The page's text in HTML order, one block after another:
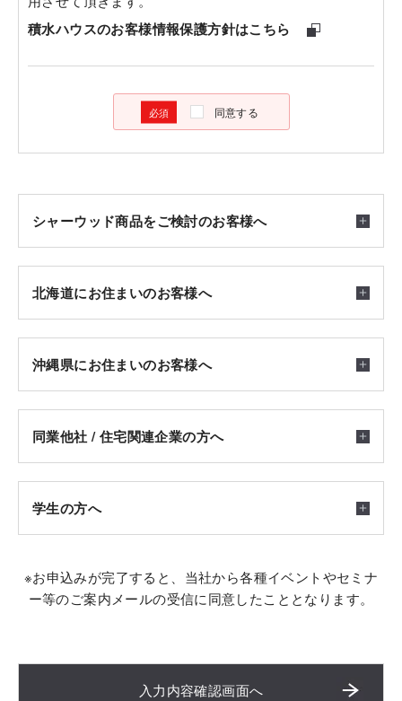
積水ハウスのお客様情報保護方針はこちら
同意する
シャーウッド商品をご検討のお客様へ
北海道にお住まいのお客様へ
沖縄県にお住まいのお客様へ
同業他社 / 住宅関連企業の方へ
学生の方へ
※お申込みが完了すると、当社から各種イベントやセミナ
ー等のご案内メールの受信に同意したこととなります。
入力内容確認画面へ